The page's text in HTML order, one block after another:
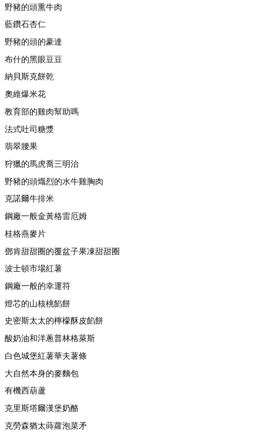
野豬的頭熏牛肉
藍鑽石杏仁
野豬的頭的豪達
布什的黑眼豆豆
納貝斯克餅乾
奧維爆米花
教育部的雞肉幫助嗎
法式吐司糖漿
翡翠腰果
狩獵的馬虎喬三明治
野豬的頭熾烈的水牛雞胸肉
克諾爾牛排米
鋼廠一般金黃格雷厄姆
桂格燕麥片
鄧肯甜甜圈的覆盆子果凍甜甜圈
波士頓市場紅薯
鋼廠一般的幸運符
燈芯的山核桃餡餅
史密斯太太的檸檬酥皮餡餅
酸奶油和洋蔥普林格萊斯
白色城堡紅薯華夫薯條
大自然本身的麥麵包
有機西葫蘆
克里斯塔爾漢堡奶酪
克勞森猶太蒔蘿泡菜矛